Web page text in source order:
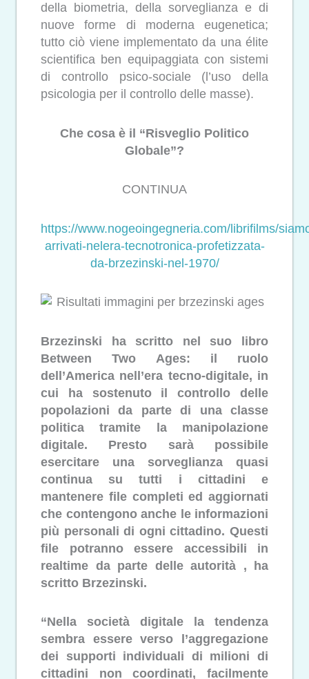
della biometria, della sorveglianza e di
nuove forme di moderna eugenetica;
tutto ciò viene implementato da una élite
scientifica ben equipaggiata con sistemi
di controllo psico-sociale (l’uso della
psicologia per il controllo delle masse).
Che cosa è il “Risveglio Politico
Globale”?
CONTINUA
https://www.nogeoingegneria.com/librifilms/
arrivati-nelera-tecnotronica-profetizzata-
da-brzezinski-nel-1970/
Brzezinski ha scritto nel suo libro
Between Two Ages: il ruolo
dell’America nell’era tecno-digitale, in
cui ha sostenuto il controllo delle
popolazioni da parte di una classe
politica tramite la manipolazione
digitale. Presto sarà possibile
esercitare una sorveglianza quasi
continua su tutti i cittadini e
mantenere file completi ed aggiornati
che contengono anche le informazioni
più personali di ogni cittadino. Questi
file potranno essere accessibili in
realtime da parte delle autorità , ha
scritto Brzezinski.
“Nella società digitale la tendenza
sembra essere verso l’aggregazione
dei supporti individuali di milioni di
cittadini non coordinati, facilmente